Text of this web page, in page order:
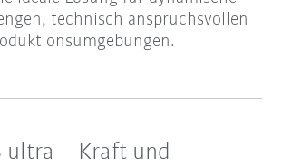
technisch anspruchsvollen
ultra – Kraft und